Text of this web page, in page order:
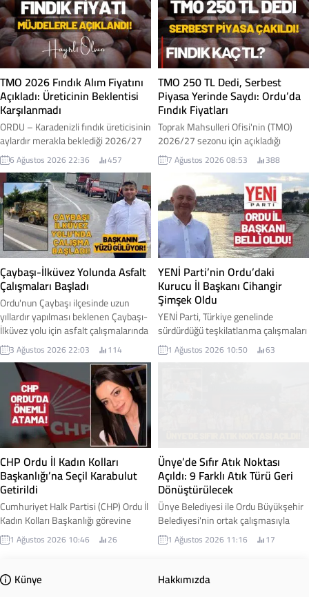
TMO 2026 Fındık Alım Fiyatını
Açıkladı: Üreticinin Beklentisi
Karşılanmadı
ORDU – Karadenizli fındık üreticisinin
aylardır merakla beklediği 2026/27
sezonu kabuklu fındık alım fiyatları
Toprak Mahsulleri Ofisi (TMO)
tarafından açıklandı. Açıklanan
fiyatlar, iktidar milletvekilleri
tarafından "müjde" olarak
duyurulurken, üretici cephesinde ise
beklentilerin altında kaldığı yönünde
değerlendirmeler yapıldı. İşte fındık
fiyatı...
6 Ağustos 2026 22:36 457
TMO 250 TL Dedi, Serbest
Piyasa Yerinde Saydı: Ordu’da
Fındık Fiyatları
Toprak Mahsulleri Ofisi'nin (TMO)
2026/27 sezonu için açıkladığı
kabuklu fındık alım fiyatlarının
ardından Ordu genelinde serbest
piyasada beklenen hareketlilik
yaşanmadı. Açıklanan fiyatlara
rağmen piyasada işlem gören fındık
fiyatları düşük seviyelerde kalmayı
sürdürdü. İşte Ordu genelindeki
serbest piyasa fındık fiyatı...
7 Ağustos 2026 08:53 388
Çaybaşı-İlküvez Yolunda Asfalt
Çalışmaları Başladı
Ordu'nun Çaybaşı ilçesinde uzun
yıllardır yapılması beklenen Çaybaşı-
İlküvez yolu için asfalt çalışmalarında
ilk adım atıldı. Yüklenici firmanın iş
makineleriyle sahaya inmesiyle
birlikte yol yapım çalışmalarına
resmen başlandı. Çaybaşı Belediye
Başkanı Mesut Karayiğit, çalışmalara
ilişkin gelişmeyi sosyal medya
hesabından yaptığı paylaşımla
duyurdu. Karayiğit, Çaybaşı-İlküvez
hattında başlayan çalışmaların
sadece bir yol projesi...
3 Ağustos 2026 22:03 114
YENİ Parti’nin Ordu’daki
Kurucu İl Başkanı Cihangir
Şimşek Oldu
YENİ Parti, Türkiye genelinde
sürdürdüğü teşkilatlanma çalışmaları
kapsamında Ordu'daki yapılanmasını
başlattı. Parti Genel Merkezi
1 Ağustos 2026 10:50 63
CHP Ordu İl Kadın Kolları
Başkanlığı’na Seçil Karabulut
Getirildi
Cumhuriyet Halk Partisi (CHP) Ordu İl
Kadın Kolları Başkanlığı görevine
Seçil Karabulut atandı. Yeni görevine
başlamasının ardından açıklamalarda
toplumsal yaşamın her alanında
daha güçlü temsil edilmesi için
1 Ağustos 2026 10:46 26
Ünye’de Sıfır Atık Noktası
Açıldı: 9 Farklı Atık Türü Geri
Dönüştürülecek
Ünye Belediyesi ile Ordu Büyükşehir
Belediyesi'nin ortak çalışmasıyla
hayata geçirilen Sıfır Atık Noktası
hizmete açıldı. Yeni merkez
dönüştürülebilir atıklarını kaynağında
ayrıştırarak hem çevrenin
1 Ağustos 2026 11:16 17
Künye Hakkımızda